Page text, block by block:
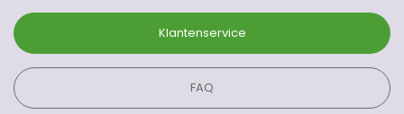
Klantenservice
FAQ